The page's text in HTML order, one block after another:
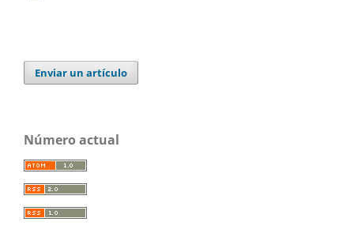
Enviar un artículo
Número actual